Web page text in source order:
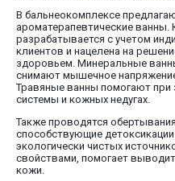
В бальнеокомплексе
ароматерапевтические ванны.
разрабатывается с учетом
клиентов и нацелена на
здоровьем. Минеральные
снимают мышечное
Травяные ванны помогают при
системы и кожных недугах.
Также проводятся
способствующие детоксикации
экологически чистых
свойствами, помогает
кожи.